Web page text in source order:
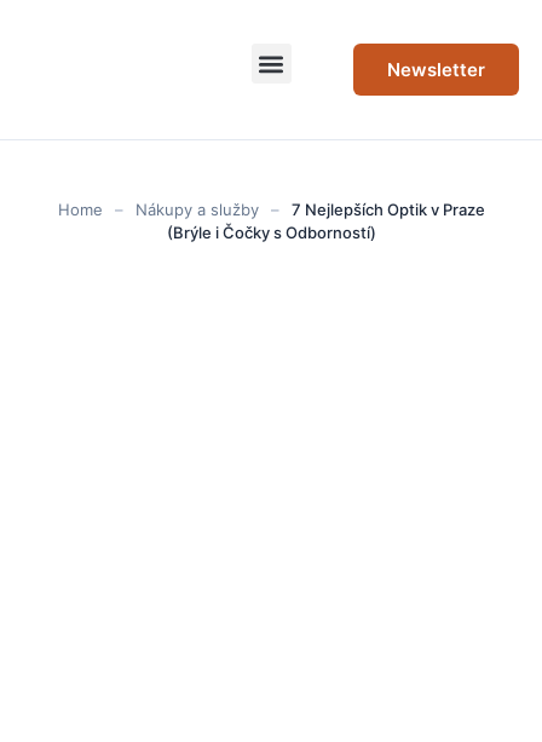
Newsletter
Home – Nákupy a služby –
7 Nejlepších Optik v Praze
(Brýle i Čočky s Odborností)